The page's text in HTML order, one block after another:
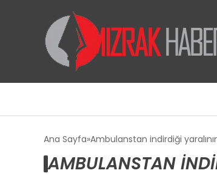
Ana Sayfa Ambulanstan indirdiği
AMBULANSTAN